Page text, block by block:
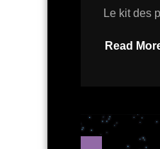
Le kit des
Read